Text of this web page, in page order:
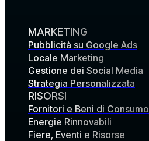
MARKETING
Pubblicità su Google Ads
Locale Marketing
Gestione dei Social Media
Strategia Personalizzata
RISORSI
Fornitori e Beni di Consumo
Energie Rinnovabili
Fiere, Eventi e Risorse